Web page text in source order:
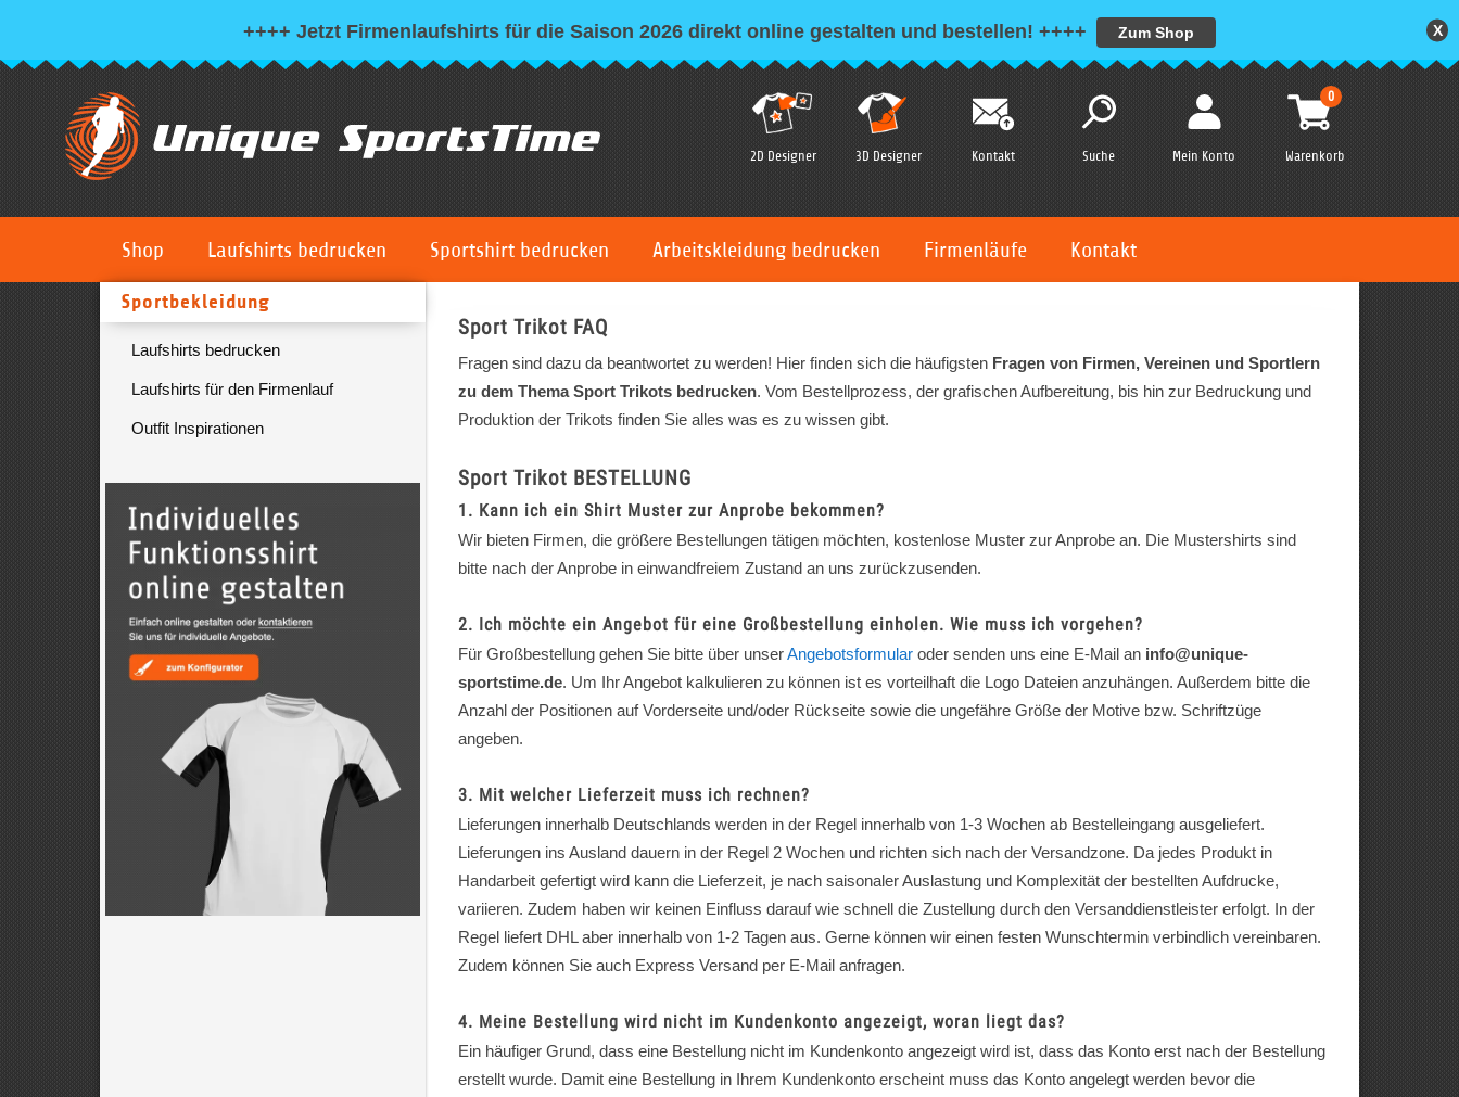
++++ Jetzt Firmenlaufshirts für die Saison 2026 direkt online gestalten und bestellen! ++++ Zum Shop X
0
Warenkorb
Mein Konto
Suche
Kontakt
3D Designer
2D Designer
Shop Laufshirts bedrucken Sportshirt bedrucken Arbeitskleidung bedrucken Firmenläufe Kontakt
Sportbekleidung
Laufshirts bedrucken
Laufshirts für den Firmenlauf
Outfit Inspirationen
Sport Trikot FAQ
Fragen sind dazu da beantwortet zu werden! Hier finden sich die häufigsten Fragen von Firmen, Vereinen und Sportlern
zu dem Thema Sport Trikots bedrucken. Vom Bestellprozess, der grafischen Aufbereitung, bis hin zur Bedruckung und
Produktion der Trikots finden Sie alles was es zu wissen gibt.
Sport Trikot BESTELLUNG
1. Kann ich ein Shirt Muster zur Anprobe bekommen?
Wir bieten Firmen, die größere Bestellungen tätigen möchten, kostenlose Muster zur Anprobe an. Die Mustershirts sind
bitte nach der Anprobe in einwandfreiem Zustand an uns zurückzusenden.
2. Ich möchte ein Angebot für eine Großbestellung einholen. Wie muss ich vorgehen?
Für Großbestellung gehen Sie bitte über unserAngebotsformular oder senden uns eine E-Mail an info@unique-
sportstime.de. Um Ihr Angebot kalkulieren zu können ist es vorteilhaft die Logo Dateien anzuhängen. Außerdem bitte die
Anzahl der Positionen auf Vorderseite und/oder Rückseite sowie die ungefähre Größe der Motive bzw. Schriftzüge
angeben.
3. Mit welcher Lieferzeit muss ich rechnen?
Lieferungen innerhalb Deutschlands werden in der Regel innerhalb von 1-3 Wochen ab Bestelleingang ausgeliefert.
Lieferungen ins Ausland dauern in der Regel 2 Wochen und richten sich nach der Versandzone. Da jedes Produkt in
Handarbeit gefertigt wird kann die Lieferzeit, je nach saisonaler Auslastung und Komplexität der bestellten Aufdrucke,
variieren. Zudem haben wir keinen Einfluss darauf wie schnell die Zustellung durch den Versanddienstleister erfolgt. In der
Regel liefert DHL aber innerhalb von 1-2 Tagen aus. Gerne können wir einen festen Wunschtermin verbindlich vereinbaren.
Zudem können Sie auch Express Versand per E-Mail anfragen.
4. Meine Bestellung wird nicht im Kundenkonto angezeigt, woran liegt das?
Ein häufiger Grund, dass eine Bestellung nicht im Kundenkonto angezeigt wird ist, dass das Konto erst nach der Bestellung
erstellt wurde. Damit eine Bestellung in Ihrem Kundenkonto erscheint muss das Konto angelegt werden bevor die